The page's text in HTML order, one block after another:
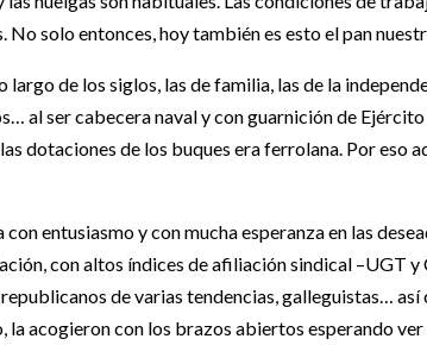
solo entonces, hoy también es esto el pan
de los siglos, las de familia, las de la
al ser cabecera naval y con guarnición de
dotaciones de los buques era ferrolana. Por eso
entusiasmo y con mucha esperanza en las
con altos índices de afiliación sindical –UGT
de varias tendencias, galleguistas… así
acogieron con los brazos abiertos esperando